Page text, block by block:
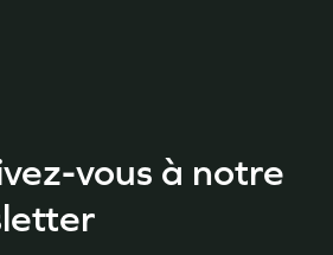
vous à notre